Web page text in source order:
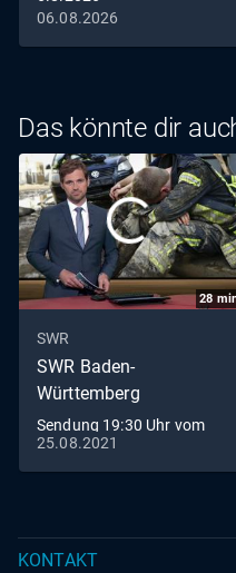
06.08.2026
Das könnte dir
28
SWR
SWR Baden-
Württemberg
Sendung 19:30 Uhr vom
25.8.2021
25.08.2021
KONTAKT